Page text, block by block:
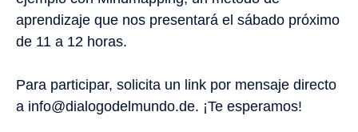
aprendizaje que nos presentará el sábado próximo
de 11 a 12 horas.
Para participar, solicita un link por mensaje directo
a info@dialogodelmundo.de. ¡Te esperamos!